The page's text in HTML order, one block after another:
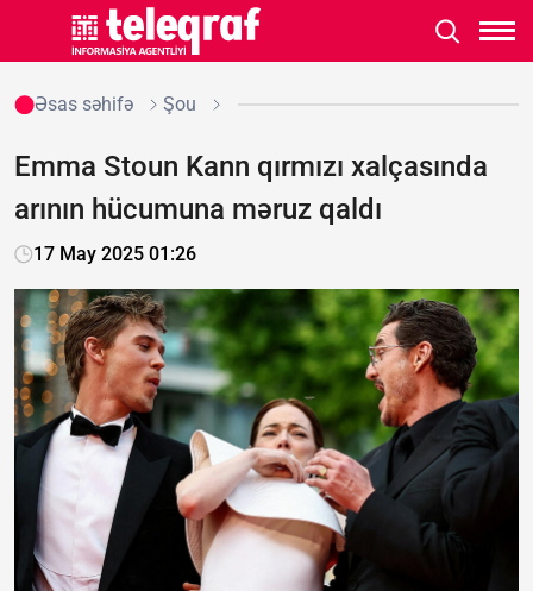
Əsas səhifə Şou
Emma Stoun Kann qırmızı xalçasında
arının hücumuna məruz qaldı
17 May 2025 01:26